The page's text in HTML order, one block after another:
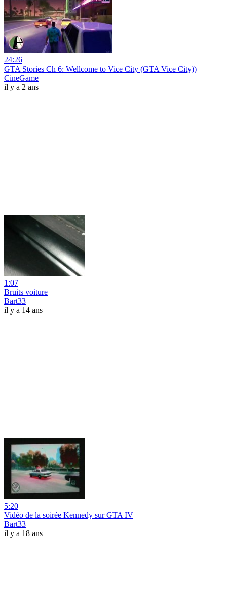
24:26
GTA Stories Ch 6: Wellcome to Vice City (GTA Vice City))
CineGame
il y a 2 ans
1:07
Bruits voiture
Bart33
il y a 14 ans
5:20
Vidéo de la soirée Kennedy sur GTA IV
Bart33
il y a 18 ans